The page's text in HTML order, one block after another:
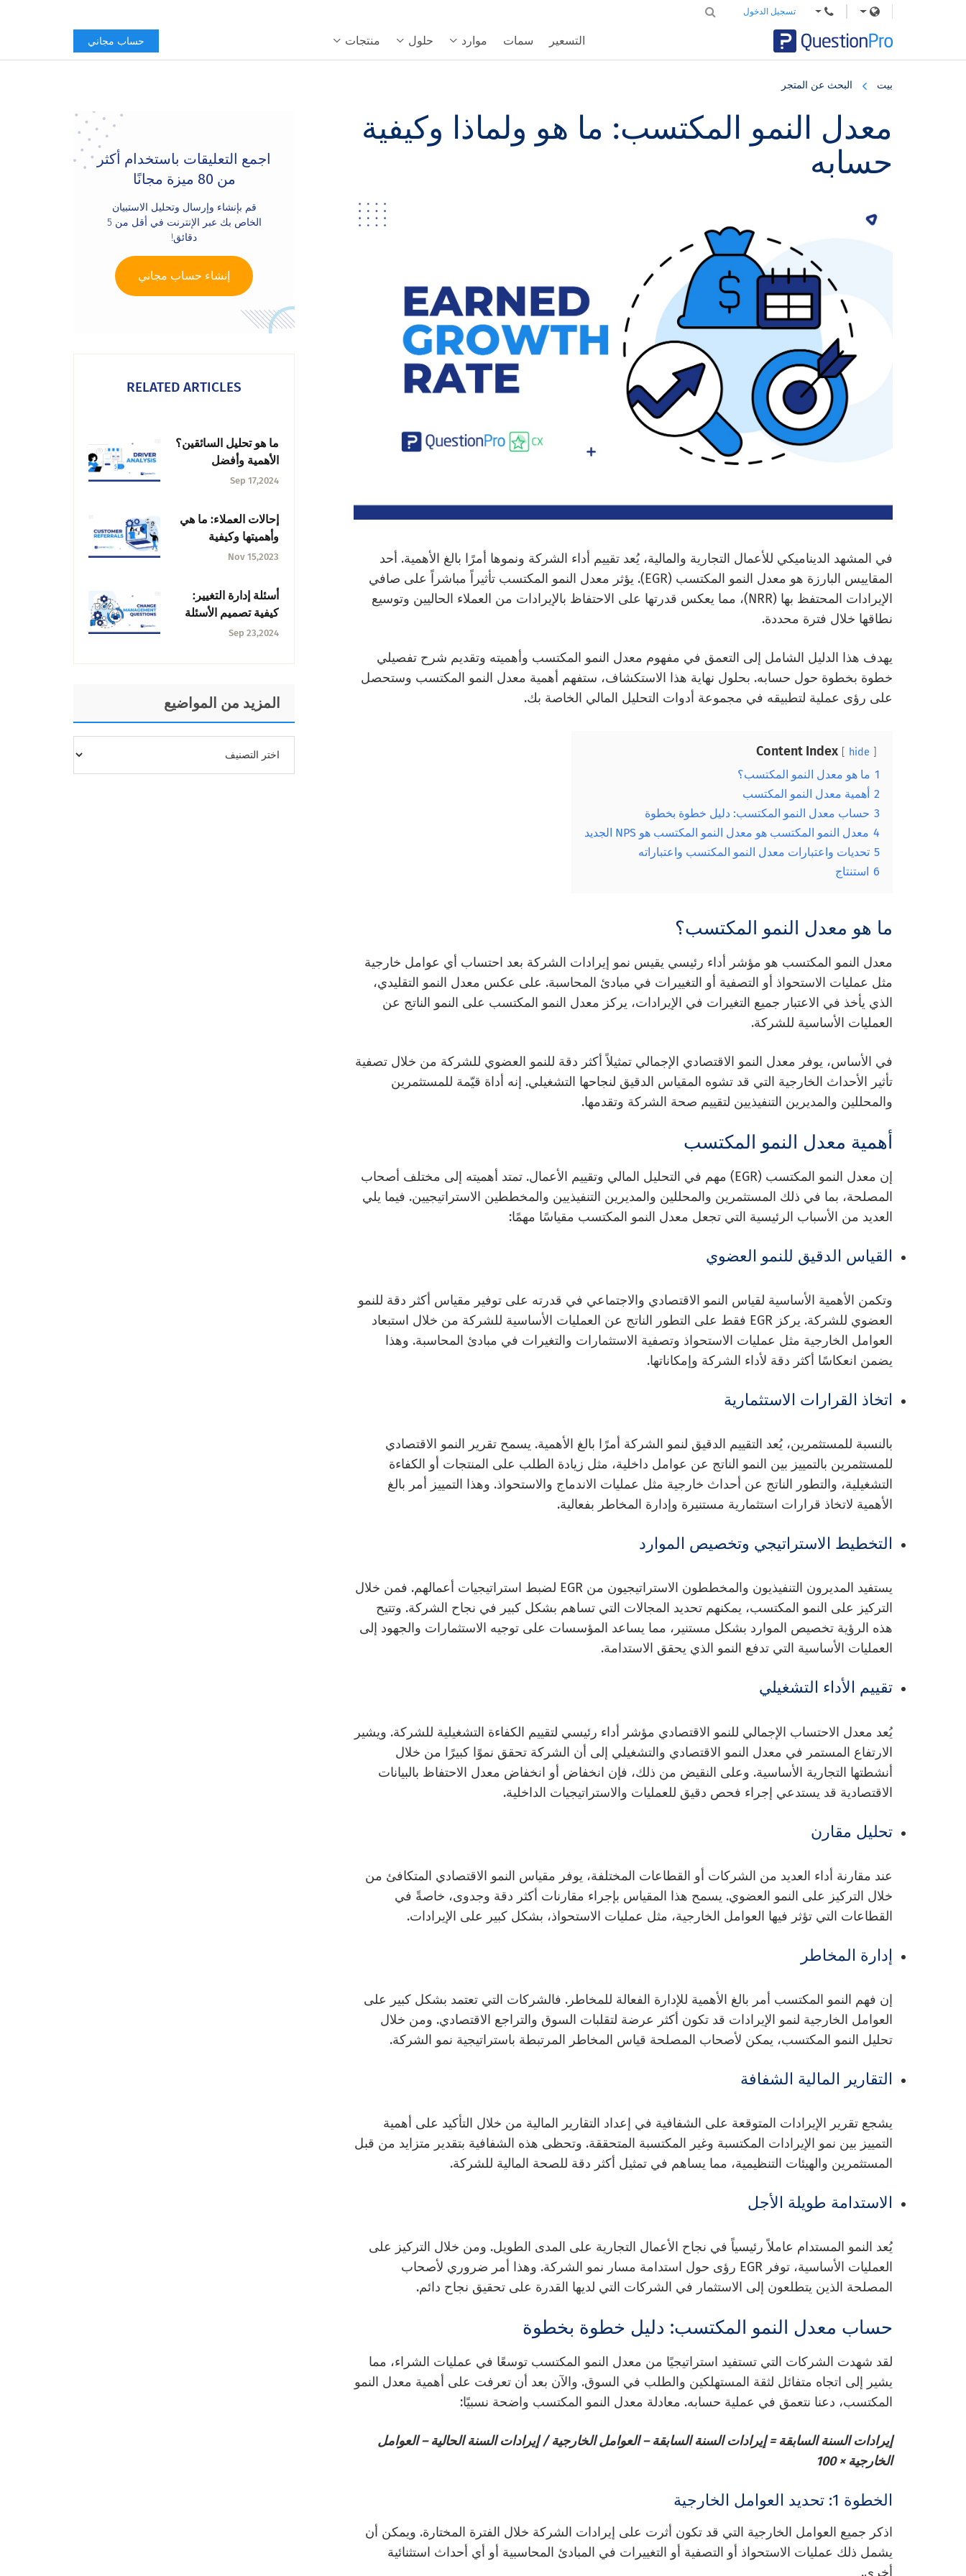
منتجات حلول موارد سمات التسعير
تسجيل الدخول
حساب مجاني
بيت البحث عن المتجر
معدل النمو المكتسب: ما هو ولماذا وكيفية
حسابه
في المشهد الديناميكي للأعمال التجارية والمالية، يُعد تقييم أداء الشركة ونموها أمرًا بالغ الأهمية. أحد
المقاييس البارزة هو معدل النمو المكتسب (EGR). يؤثر معدل النمو المكتسب تأثيراً مباشراً على صافي
الإيرادات المحتفظ بها (NRR)، مما يعكس قدرتها على الاحتفاظ بالإيرادات من العملاء الحاليين وتوسيع
نطاقها خلال فترة محددة.
يهدف هذا الدليل الشامل إلى التعمق في مفهوم معدل النمو المكتسب وأهميته وتقديم شرح تفصيلي
خطوة بخطوة حول حسابه. بحلول نهاية هذا الاستكشاف، ستفهم أهمية معدل النمو المكتسب وستحصل
على رؤى عملية لتطبيقه في مجموعة أدوات التحليل المالي الخاصة بك.
Content Index hide
1 ما هو معدل النمو المكتسب؟
2 أهمية معدل النمو المكتسب
3 حساب معدل النمو المكتسب: دليل خطوة بخطوة
4 معدل النمو المكتسب هو معدل النمو المكتسب هو NPS الجديد
5 تحديات واعتبارات معدل النمو المكتسب واعتباراته
6 استنتاج
ما هو معدل النمو المكتسب؟
معدل النمو المكتسب هو مؤشر أداء رئيسي يقيس نمو إيرادات الشركة بعد احتساب أي عوامل خارجية
مثل عمليات الاستحواذ أو التصفية أو التغييرات في مبادئ المحاسبة. على عكس معدل النمو التقليدي،
الذي يأخذ في الاعتبار جميع التغيرات في الإيرادات، يركز معدل النمو المكتسب على النمو الناتج عن
العمليات الأساسية للشركة.
في الأساس، يوفر معدل النمو الاقتصادي الإجمالي تمثيلاً أكثر دقة للنمو العضوي للشركة من خلال تصفية
تأثير الأحداث الخارجية التي قد تشوه المقياس الدقيق لنجاحها التشغيلي. إنه أداة قيّمة للمستثمرين
والمحللين والمديرين التنفيذيين لتقييم صحة الشركة وتقدمها.
أهمية معدل النمو المكتسب
إن معدل النمو المكتسب (EGR) مهم في التحليل المالي وتقييم الأعمال. تمتد أهميته إلى مختلف أصحاب
المصلحة، بما في ذلك المستثمرين والمحللين والمديرين التنفيذيين والمخططين الاستراتيجيين. فيما يلي
العديد من الأسباب الرئيسية التي تجعل معدل النمو المكتسب مقياسًا مهمًا:
القياس الدقيق للنمو العضوي
وتكمن الأهمية الأساسية لقياس النمو الاقتصادي والاجتماعي في قدرته على توفير مقياس أكثر دقة للنمو
العضوي للشركة. يركز EGR فقط على التطور الناتج عن العمليات الأساسية للشركة من خلال استبعاد
العوامل الخارجية مثل عمليات الاستحواذ وتصفية الاستثمارات والتغيرات في مبادئ المحاسبة. وهذا
يضمن انعكاسًا أكثر دقة لأداء الشركة وإمكاناتها.
اتخاذ القرارات الاستثمارية
بالنسبة للمستثمرين، يُعد التقييم الدقيق لنمو الشركة أمرًا بالغ الأهمية. يسمح تقرير النمو الاقتصادي
للمستثمرين بالتمييز بين النمو الناتج عن عوامل داخلية، مثل زيادة الطلب على المنتجات أو الكفاءة
التشغيلية، والتطور الناتج عن أحداث خارجية مثل عمليات الاندماج والاستحواذ. وهذا التمييز أمر بالغ
الأهمية لاتخاذ قرارات استثمارية مستنيرة وإدارة المخاطر بفعالية.
التخطيط الاستراتيجي وتخصيص الموارد
يستفيد المديرون التنفيذيون والمخططون الاستراتيجيون من EGR لضبط استراتيجيات أعمالهم. فمن خلال
التركيز على النمو المكتسب، يمكنهم تحديد المجالات التي تساهم بشكل كبير في نجاح الشركة. وتتيح
هذه الرؤية تخصيص الموارد بشكل مستنير، مما يساعد المؤسسات على توجيه الاستثمارات والجهود إلى
العمليات الأساسية التي تدفع النمو الذي يحقق الاستدامة.
تقييم الأداء التشغيلي
يُعد معدل الاحتساب الإجمالي للنمو الاقتصادي مؤشر أداء رئيسي لتقييم الكفاءة التشغيلية للشركة. ويشير
الارتفاع المستمر في معدل النمو الاقتصادي والتشغيلي إلى أن الشركة تحقق نموًا كبيرًا من خلال
أنشطتها التجارية الأساسية. وعلى النقيض من ذلك، فإن انخفاض أو انخفاض معدل الاحتفاظ بالبيانات
الاقتصادية قد يستدعي إجراء فحص دقيق للعمليات والاستراتيجيات الداخلية.
تحليل مقارن
عند مقارنة أداء العديد من الشركات أو القطاعات المختلفة، يوفر مقياس النمو الاقتصادي المتكافئ من
خلال التركيز على النمو العضوي. يسمح هذا المقياس بإجراء مقارنات أكثر دقة وجدوى، خاصةً في
القطاعات التي تؤثر فيها العوامل الخارجية، مثل عمليات الاستحواذ، بشكل كبير على الإيرادات.
إدارة المخاطر
إن فهم النمو المكتسب أمر بالغ الأهمية للإدارة الفعالة للمخاطر. فالشركات التي تعتمد بشكل كبير على
العوامل الخارجية لنمو الإيرادات قد تكون أكثر عرضة لتقلبات السوق والتراجع الاقتصادي. ومن خلال
تحليل النمو المكتسب، يمكن لأصحاب المصلحة قياس المخاطر المرتبطة باستراتيجية نمو الشركة.
التقارير المالية الشفافة
يشجع تقرير الإيرادات المتوقعة على الشفافية في إعداد التقارير المالية من خلال التأكيد على أهمية
التمييز بين نمو الإيرادات المكتسبة وغير المكتسبة المتحققة. وتحظى هذه الشفافية بتقدير متزايد من قبل
المستثمرين والهيئات التنظيمية، مما يساهم في تمثيل أكثر دقة للصحة المالية للشركة.
الاستدامة طويلة الأجل
يُعد النمو المستدام عاملاً رئيسياً في نجاح الأعمال التجارية على المدى الطويل. ومن خلال التركيز على
العمليات الأساسية، توفر EGR رؤى حول استدامة مسار نمو الشركة. وهذا أمر ضروري لأصحاب
المصلحة الذين يتطلعون إلى الاستثمار في الشركات التي لديها القدرة على تحقيق نجاح دائم.
حساب معدل النمو المكتسب: دليل خطوة بخطوة
لقد شهدت الشركات التي تستفيد استراتيجيًا من معدل النمو المكتسب توسعًا في عمليات الشراء، مما
يشير إلى اتجاه متفائل لثقة المستهلكين والطلب في السوق. والآن بعد أن تعرفت على أهمية معدل النمو
المكتسب، دعنا نتعمق في عملية حسابه. معادلة معدل النمو المكتسب واضحة نسبيًا:
إيرادات السنة السابقة = إيرادات السنة السابقة – العوامل الخارجية / إيرادات السنة الحالية – العوامل
الخارجية × 100
الخطوة 1: تحديد العوامل الخارجية
اذكر جميع العوامل الخارجية التي قد تكون أثرت على إيرادات الشركة خلال الفترة المختارة. ويمكن أن
يشمل ذلك عمليات الاستحواذ أو التصفية أو التغييرات في المبادئ المحاسبية أو أي أحداث استثنائية
أخرى.
Sidebar
اجمع التعليقات باستخدام أكثر
من 80 ميزة مجانًا
قم بإنشاء وإرسال وتحليل الاستبيان
الخاص بك عبر الإنترنت في أقل من 5
دقائق!
إنشاء حساب مجاني
RELATED ARTICLES
ما هو تحليل السائقين؟
الأهمية وأفضل
الممارسات
Sep 17,2024
إحالات العملاء: ما هي
وأهميتها وكيفية
الحصول عليها؟
Nov 15,2023
أسئلة إدارة التغيير:
كيفية تصميم الأسئلة
وطرحها
Sep 23,2024
المزيد من المواضيع
المواضيع